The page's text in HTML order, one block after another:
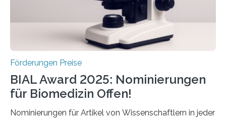
hochrangige wissenschaftliche Publikation zum Thema
Förderungen Preise
BIAL Award 2025: Nominierungen
für Biomedizin Offen!
Nominierungen für Artikel von Wissenschaftlern in jeder